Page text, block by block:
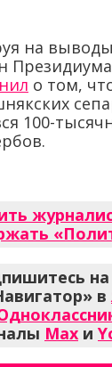
на
о том,
100-
на
в
Max и